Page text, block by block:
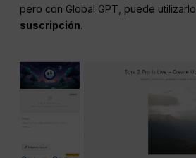
pero con Global GPT, puede utilizarlo
suscripción.